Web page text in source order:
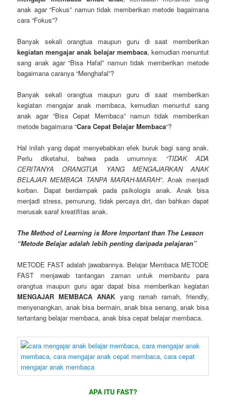
anak agar “Fokus” namun tidak memberikan metode bagaimana
cara “Fokus”?
Banyak sekali orangtua maupun guru di saat memberikan
kegiatan mengajar anak belajar membaca, kemudian menuntut
sang anak agar “Bisa Hafal” namun tidak memberikan metode
bagaimana caranya “Menghafal”?
Banyak sekali orangtua maupun guru di saat memberikan
kegiatan mengajar anak membaca, kemudian menuntut sang
anak agar “Bisa Cepat Membaca” namun tidak memberikan
metode bagaimana “Cara Cepat Belajar Membaca“?
Hal inilah yang dapat menyebabkan efek buruk bagi sang anak.
Perlu diketahui, bahwa pada umumnya: “TIDAK ADA
CERITANYA ORANGTUA YANG MENGAJARKAN ANAK
BELAJAR MEMBACA TANPA MARAH-MARAH”. Anak menjadi
korban. Dapat berdampak pada psikologis anak. Anak bisa
menjadi stress, pemurung, tidak percaya diri, dan bahkan dapat
merusak saraf kreatifitas anak.
The Method of Learning is More Important than The Lesson
“Metode Belajar adalah lebih penting daripada pelajaran”
METODE FAST adalah jawabannya. Belajar Membaca METODE
FAST menjawab tantangan zaman untuk membantu para
orangtua maupun guru agar dapat bisa memberikan kegiatan
MENGAJAR MEMBACA ANAK yang ramah ramah, friendly,
menyenangkan, anak bisa bermain, anak bisa senang, anak bisa
tertantang belajar membaca, anak bisa cepat belajar membaca.
APA ITU FAST?